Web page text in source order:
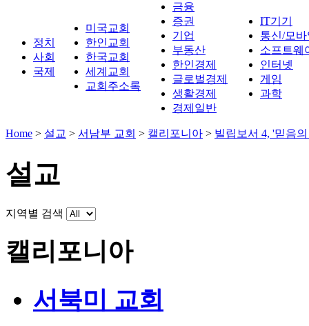
정치
사회
국제
미국교회
한인교회
한국교회
세계교회
교회주소록
금융
증권
기업
부동산
한인경제
글로벌경제
생활경제
경제일반
IT기기
통신/모
소프트웨
인터넷
게임
과학
Home > 설교 > 서남부 교회 > 캘리포니아 > 빌립보서 4, '믿음
설교
지역별 검색
캘리포니아
서북미 교회